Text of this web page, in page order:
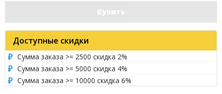
Купить
Доступные скидки
Сумма заказа >= 2500 скидка 2%
Сумма заказа >= 5000 скидка 4%
Сумма заказа >= 10000 скидка 6%